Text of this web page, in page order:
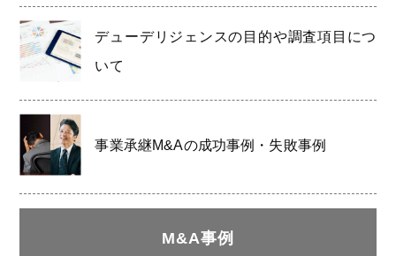
デューデリジェンスの目的や調査項目につ
いて
事業承継M&Aの成功事例・失敗事例
M&A事例